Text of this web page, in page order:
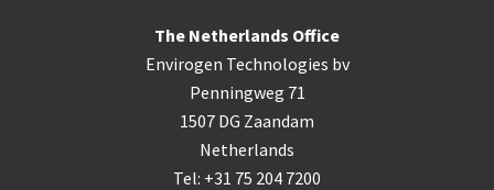
The Netherlands Office
Envirogen Technologies bv
Penningweg 71
1507 DG Zaandam
Netherlands
Tel: +31 75 204 7200